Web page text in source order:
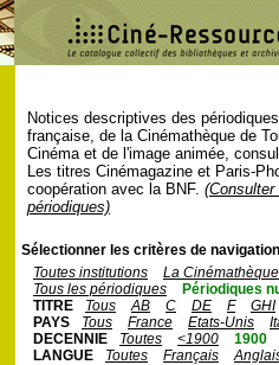
Notices descriptives des
française, de la Cinémathèque de
Cinéma et de l'image animée,
Les titres Cinémagazine et Paris-
coopération avec la BNF.
périodiques)
Sélectionner les critères de
Toutes institutions
La
Tous les périodiques
Périodiques
TITRE
Tous AB C DE F
GHI
PAYS
Tous France Etats-Unis
DECENNIE
Toutes <1900
1900
LANGUE
Toutes Français